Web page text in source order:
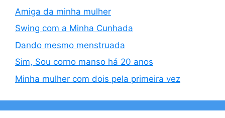
Amiga da minha mulher
Swing com a Minha Cunhada
Dando mesmo menstruada
Sim, Sou corno manso há 20 anos
Minha mulher com dois pela primeira vez